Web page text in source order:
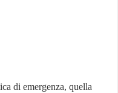
di emergenza, quella